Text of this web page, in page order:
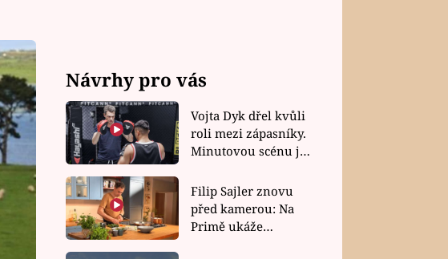
Návrhy pro vás
Vojta Dyk dřel kvůli
roli mezi zápasníky.
Minutovou scénu jel
Filip Sajler znovu
před kamerou: Na
Primě ukáže